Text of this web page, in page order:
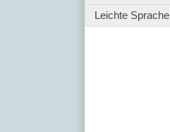
Leichte Sprache